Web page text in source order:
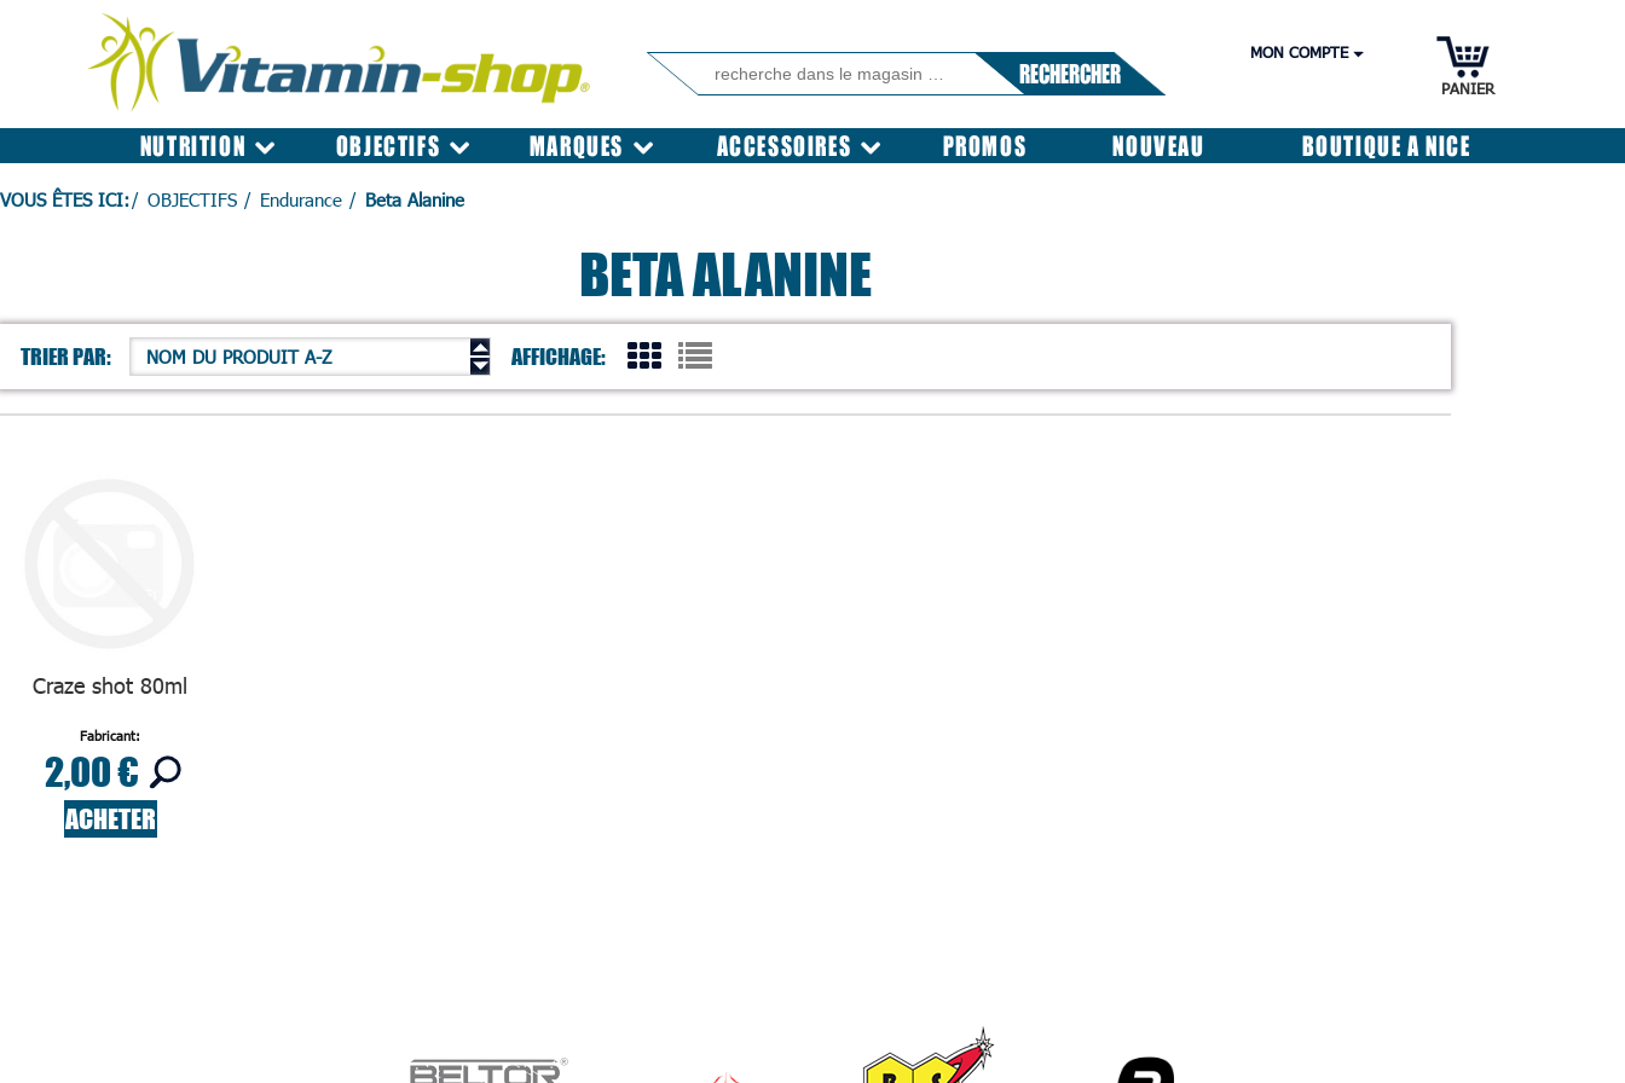
PANIER
MON COMPTE
RECHERCHER
NUTRITION OBJECTIFS MARQUES ACCESSOIRES PROMOS NOUVEAU BOUTIQUE A NICE
VOUS ÊTES ICI: OBJECTIFS Endurance Beta Alanine
BETA ALANINE
TRIER PAR: NOM DU PRODUIT A-Z AFFICHAGE:
Craze shot 80ml
Fabricant:
2,00 €
ACHETER